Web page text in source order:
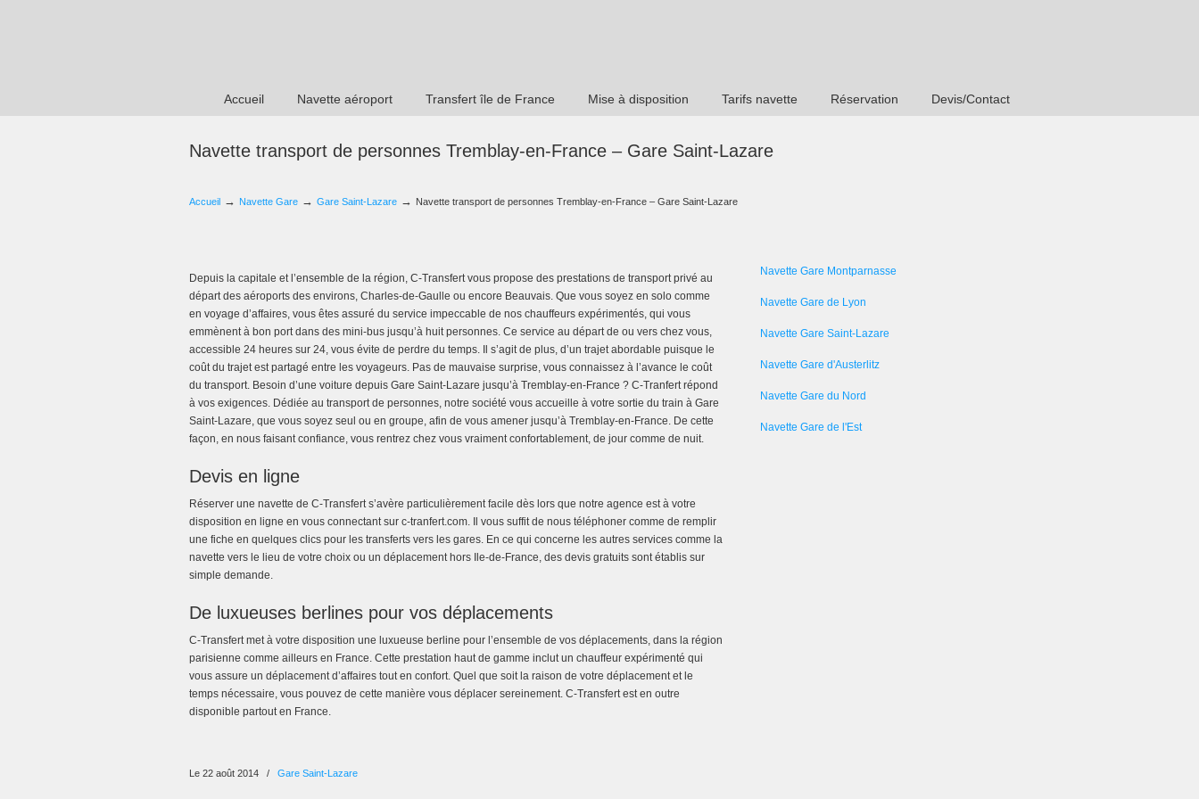
Accueil Navette aéroport Transfert île de France Mise à disposition Tarifs navette Réservation Devis/Contact
Navette transport de personnes Tremblay-en-France – Gare Saint-Lazare
Accueil → Navette Gare → Gare Saint-Lazare → Navette transport de personnes Tremblay-en-France – Gare Saint-Lazare
Depuis la capitale et l’ensemble de la région, C-Transfert vous propose des prestations de transport privé au
départ des aéroports des environs, Charles-de-Gaulle ou encore Beauvais. Que vous soyez en solo comme
en voyage d’affaires, vous êtes assuré du service impeccable de nos chauffeurs expérimentés, qui vous
emmènent à bon port dans des mini-bus jusqu’à huit personnes. Ce service au départ de ou vers chez vous,
accessible 24 heures sur 24, vous évite de perdre du temps. Il s’agit de plus, d’un trajet abordable puisque le
coût du trajet est partagé entre les voyageurs. Pas de mauvaise surprise, vous connaissez à l’avance le coût
du transport. Besoin d’une voiture depuis Gare Saint-Lazare jusqu’à Tremblay-en-France ? C-Tranfert répond
à vos exigences. Dédiée au transport de personnes, notre société vous accueille à votre sortie du train à Gare
Saint-Lazare, que vous soyez seul ou en groupe, afin de vous amener jusqu’à Tremblay-en-France. De cette
façon, en nous faisant confiance, vous rentrez chez vous vraiment confortablement, de jour comme de nuit.
Devis en ligne
Réserver une navette de C-Transfert s’avère particulièrement facile dès lors que notre agence est à votre
disposition en ligne en vous connectant sur c-tranfert.com. Il vous suffit de nous téléphoner comme de remplir
une fiche en quelques clics pour les transferts vers les gares. En ce qui concerne les autres services comme la
navette vers le lieu de votre choix ou un déplacement hors Ile-de-France, des devis gratuits sont établis sur
simple demande.
De luxueuses berlines pour vos déplacements
C-Transfert met à votre disposition une luxueuse berline pour l’ensemble de vos déplacements, dans la région
parisienne comme ailleurs en France. Cette prestation haut de gamme inclut un chauffeur expérimenté qui
vous assure un déplacement d’affaires tout en confort. Quel que soit la raison de votre déplacement et le
temps nécessaire, vous pouvez de cette manière vous déplacer sereinement. C-Transfert est en outre
disponible partout en France.
Le 22 août 2014 / Gare Saint-Lazare
Navette Gare Montparnasse
Navette Gare de Lyon
Navette Gare Saint-Lazare
Navette Gare d'Austerlitz
Navette Gare du Nord
Navette Gare de l'Est